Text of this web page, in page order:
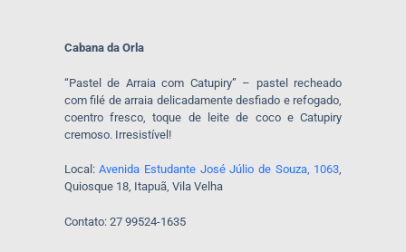
Cabana da Orla
“Pastel de Arraia com Catupiry” – pastel recheado
com filé de arraia delicadamente desfiado e refogado,
coentro fresco, toque de leite de coco e Catupiry
cremoso. Irresistível!
Local:Avenida Estudante José Júlio de Souza, 1063,
Quiosque 18, Itapuã, Vila Velha
Contato: 27 99524-1635